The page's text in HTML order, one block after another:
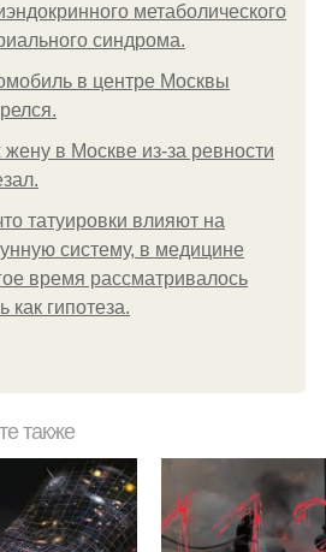
метаболического
синдрома.
в центре Москвы
жену в Москве из-за ревности
татуировки влияют на
систему, в медицине
время рассматривалось
как гипотеза.
также